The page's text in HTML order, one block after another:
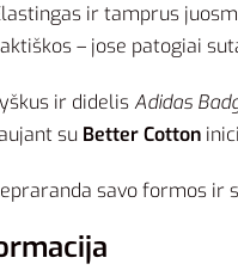
ir tamprus
– jose patogiai
ir didelisAdidas
su Better Cotton
savo formos ir